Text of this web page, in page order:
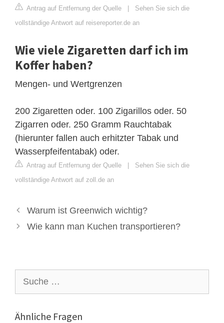
Antrag auf Entfernung der Quelle | Sehen Sie sich die
vollständige Antwort auf reisereporter.de an
Wie viele Zigaretten darf ich im
Koffer haben?
Mengen- und Wertgrenzen
200 Zigaretten oder. 100 Zigarillos oder. 50
Zigarren oder. 250 Gramm Rauchtabak
(hierunter fallen auch erhitzter Tabak und
Wasserpfeifentabak) oder.
Antrag auf Entfernung der Quelle | Sehen Sie sich die
vollständige Antwort auf zoll.de an
Warum ist Greenwich wichtig?
Wie kann man Kuchen transportieren?
nach:
Ähnliche Fragen